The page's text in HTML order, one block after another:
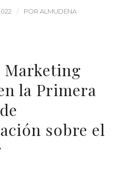
/ POR ALMUDENA
Marketing
la Primera
sobre el